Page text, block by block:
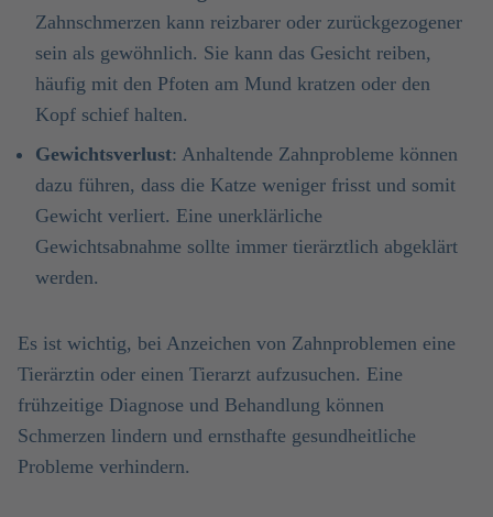
Zahnschmerzen kann reizbarer oder zurückgezogener
sein als gewöhnlich. Sie kann das Gesicht reiben,
häufig mit den Pfoten am Mund kratzen oder den
Kopf schief halten.
Gewichtsverlust: Anhaltende Zahnprobleme können
dazu führen, dass die Katze weniger frisst und somit
Gewicht verliert. Eine unerklärliche
Gewichtsabnahme sollte immer tierärztlich abgeklärt
werden.
Es ist wichtig, bei Anzeichen von Zahnproblemen eine
Tierärztin oder einen Tierarzt aufzusuchen. Eine
frühzeitige Diagnose und Behandlung können
Schmerzen lindern und ernsthafte gesundheitliche
Probleme verhindern.